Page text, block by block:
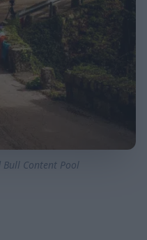
Bull Content Pool